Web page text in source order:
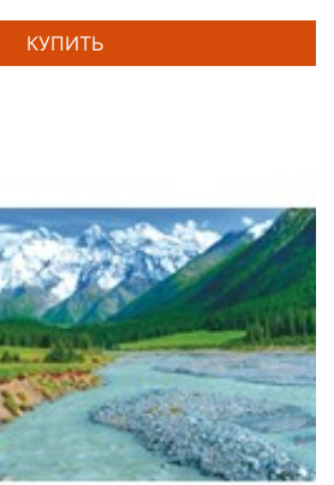
КУПИТЬ